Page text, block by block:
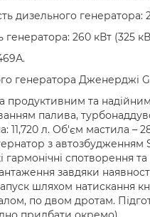
дизельного генератора:
генератора: 260 кВт (325
генератора Дженерджі
та
палива,
11,720 л. Об'єм мастила –
з автозбудженням
гармонічні спотворення
завдяки
шляхом натискання
по двом дротам.